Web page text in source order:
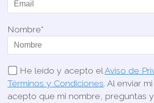
Nombre*
He leído y acepto el Aviso de
Términos y Condiciones. Al enviar
acepto que mi nombre, preguntas